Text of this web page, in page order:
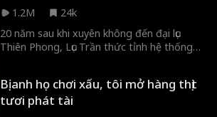
1.2M
24k
20 năm sau khi xuyên không đến đại lục
Thiên Phong, Lục Trần thức tỉnh hệ thống
cách đổi vật lấy vật. Giữa khó khăn kinh
doanh và sự quấy phá của Ma tộc, liệu Lục
Bị anh họ chơi xấu, tôi mở hàng thịt
tươi phát tài